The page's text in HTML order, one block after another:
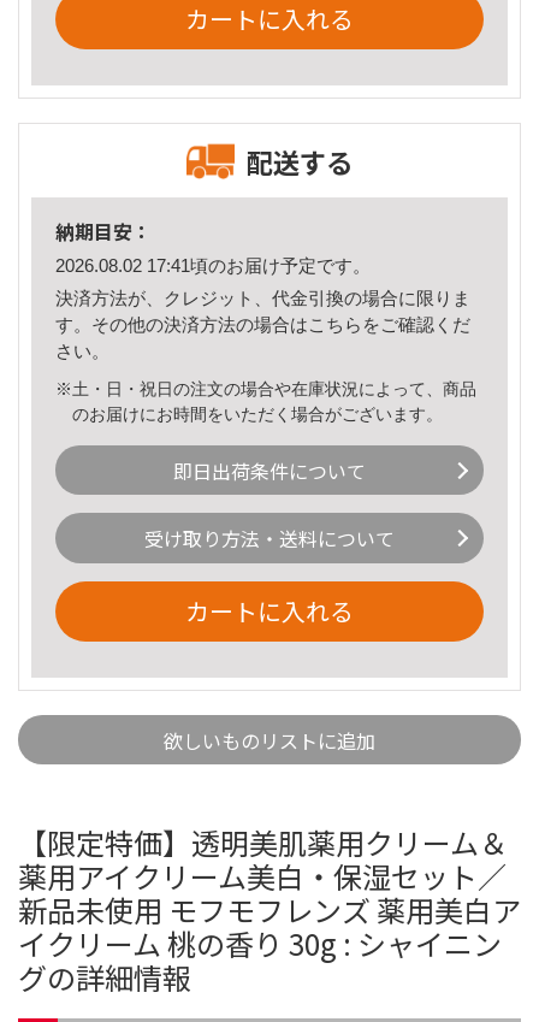
カートに入れる
配送する
納期目安：
2026.08.02 17:41頃のお届け予定です。
決済方法が、クレジット、代金引換の場合に限りま
す。その他の決済方法の場合はこちら をご確認くだ
さい。
※土・日・祝日の注文の場合や在庫状況によって、商品
のお届けにお時間をいただく場合がございます。
即日出荷条件について
受け取り方法・送料について
カートに入れる
欲しいものリストに追加
【限定特価】透明美肌薬用クリーム＆
薬用アイクリーム美白・保湿セット／
新品未使用 モフモフレンズ 薬用美白ア
イクリーム 桃の香り 30g : シャイニン
グの詳細情報